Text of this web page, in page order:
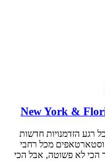
רגע הזדמנויות חדשות
וסטארטאפים מכל רחבי
הכי לא פשוטה, אבל הכי